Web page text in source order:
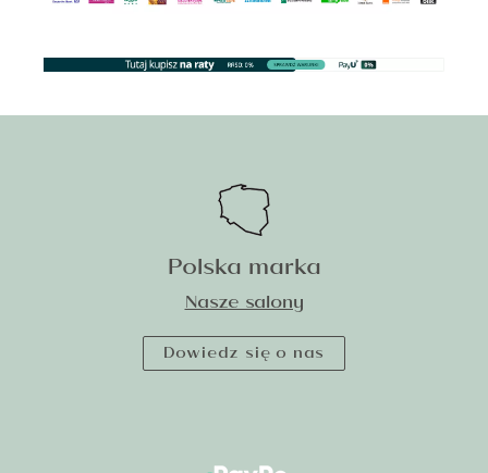
Polska marka
Nasze salony
Dowiedz się o nas